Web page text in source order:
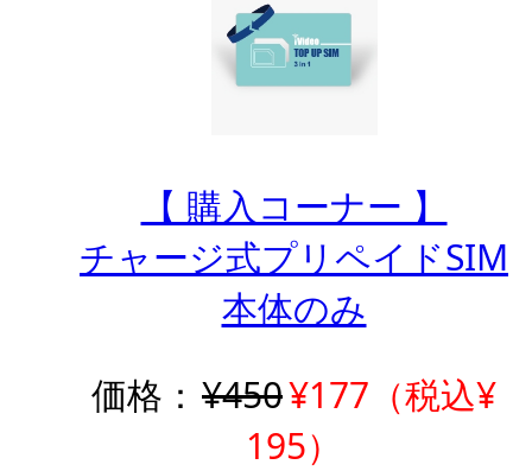
【 購入コーナー 】
チャージ式プリペイドSIM
本体のみ
価格： ¥450¥177（税込¥
195）